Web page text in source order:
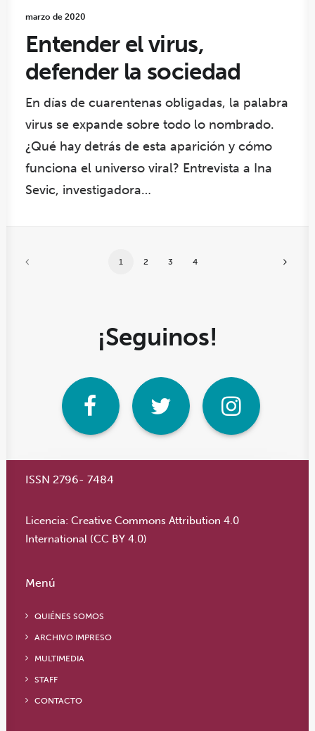
marzo de 2020
Entender el virus,
defender la sociedad
En días de cuarentenas obligadas, la palabra
virus se expande sobre todo lo nombrado.
¿Qué hay detrás de esta aparición y cómo
funciona el universo viral? Entrevista a Ina
Sevic, investigadora…
1 2 3 4
¡Seguinos!
ISSN 2796- 7484
Licencia: Creative Commons Attribution 4.0
International (CC BY 4.0)
Menú
QUIÉNES SOMOS
ARCHIVO IMPRESO
MULTIMEDIA
STAFF
CONTACTO